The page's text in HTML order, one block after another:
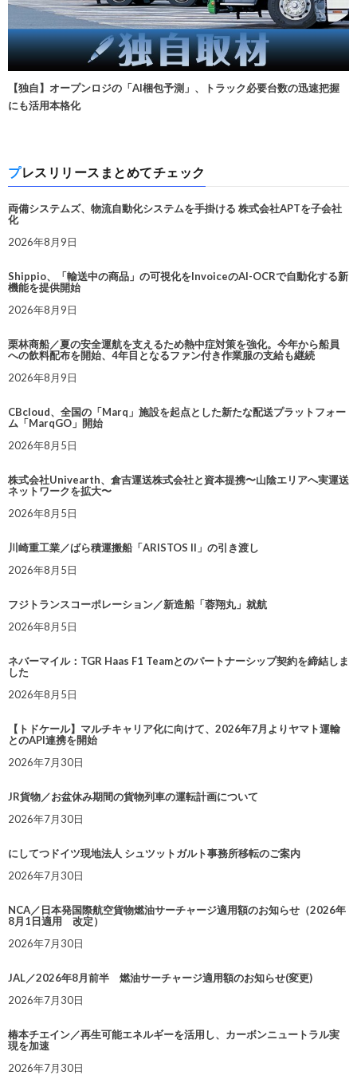
【独自】オープンロジの「AI梱包予測」、トラック必要台数の迅速把握
にも活用本格化
プレスリリースまとめてチェック
両備システムズ、物流自動化システムを手掛ける 株式会社APTを子会社
化
2026年8月9日
Shippio、「輸送中の商品」の可視化をInvoiceのAI-OCRで自動化する新
機能を提供開始
2026年8月9日
栗林商船／夏の安全運航を支えるため熱中症対策を強化。今年から船員
への飲料配布を開始、4年目となるファン付き作業服の支給も継続
2026年8月9日
CBcloud、全国の「Marq」施設を起点とした新たな配送プラットフォー
ム「MarqGO」開始
2026年8月5日
株式会社Univearth、倉吉運送株式会社と資本提携〜山陰エリアへ実運送
ネットワークを拡大〜
2026年8月5日
川崎重工業／ばら積運搬船「ARISTOS II」の引き渡し
2026年8月5日
フジトランスコーポレーション／新造船「蓉翔丸」就航
2026年8月5日
ネバーマイル：TGR Haas F1 Teamとのパートナーシップ契約を締結しま
した
2026年8月5日
【トドケール】マルチキャリア化に向けて、2026年7月よりヤマト運輸
とのAPI連携を開始
2026年7月30日
JR貨物／お盆休み期間の貨物列車の運転計画について
2026年7月30日
にしてつドイツ現地法人 シュツットガルト事務所移転のご案内
2026年7月30日
NCA／日本発国際航空貨物燃油サーチャージ適用額のお知らせ（2026年
8月1日適用 改定）
2026年7月30日
JAL／2026年8月前半 燃油サーチャージ適用額のお知らせ(変更)
2026年7月30日
椿本チエイン／再生可能エネルギーを活用し、カーボンニュートラル実
現を加速
2026年7月30日